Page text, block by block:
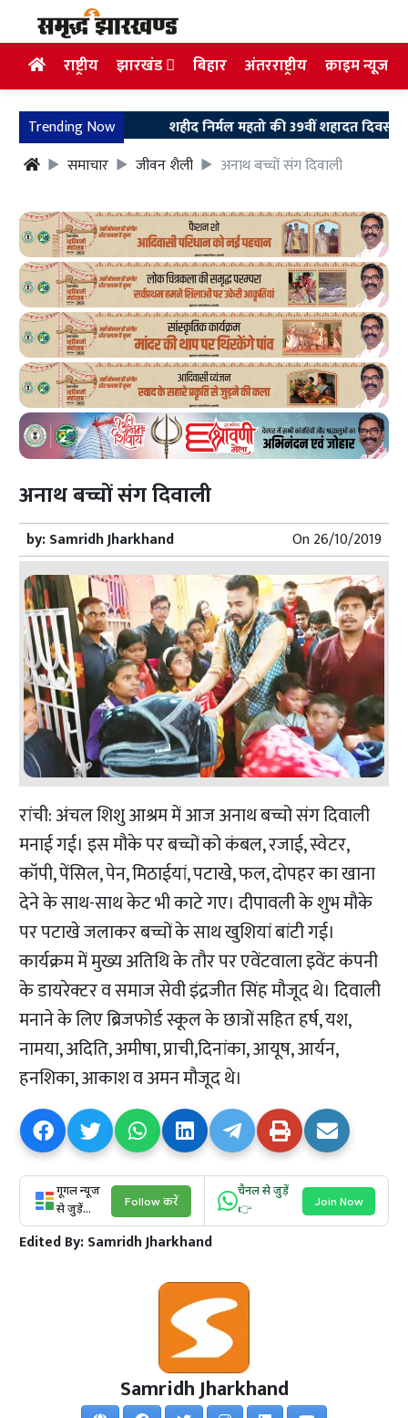
राष्ट्रीय झारखंड बिहार अंतरराष्ट्रीय क्राइम न्यूज
Trending Now
शहीद निर्मल महतो की 39वीं शहादत दिवस पर
समाचार
जीवन शैली अनाथ बच्चों संग दिवाली
अनाथ बच्चों संग दिवाली
by:Samridh Jharkhand On26/10/2019
रांची: अंचल शिशु आश्रम में आज अनाथ बच्चो संग दिवाली
मनाई गई। इस मौके पर बच्चों को कंबल, रजाई, स्वेटर,
कॉपी, पेंसिल, पेन, मिठाईयां, पटाखेे, फल, दोपहर का खाना
देने के साथ-साथ केट भी काटे गए। दीपावली के शुभ मौके
पर पटाखे जलाकर बच्चों के साथ खुशियां बांटी गई।
कार्यक्रम में मुख्य अतिथि के तौर पर एवेंटवाला इवेंट कंपनी
के डायरेक्टर व समाज सेवी इंद्रजीत सिंह मौजूद थे। दिवाली
मनाने के लिए ब्रिजफोर्ड स्कूल के छात्रों सहित हर्ष, यश,
नामया, अदिति, अमीषा, प्राची,दिनांका, आयूष, आर्यन,
हनशिका, आकाश व अमन मौजूद थे।
गूगल न्यूज
से जुड़ें...
Follow करें
चैनल से जुड़ें
👉
Join Now
Edited By:Samridh Jharkhand
Samridh Jharkhand